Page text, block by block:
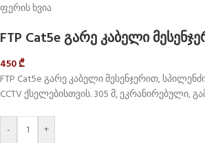
FTP Cat5e გარე კაბელი
450₾
FTP Cat5e გარე კაბელი მესენჯერით,
CCTV ქსელებისთვის. 305 მ, ეკრანირებული,
- +